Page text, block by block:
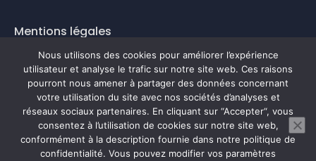
Mentions légales
Questions fréquentes
Mode de paiement
Nous utilisons des cookies pour améliorer l’expérience
utilisateur et analyse le trafic sur notre site web. Ces raisons
pourront nous amener à partager des données concernant
votre utilisation du site avec nos sociétés d’analyses et
réseaux sociaux partenaires. En cliquant sur “Accepter“, vous
consentez à l’utilisation de cookies sur notre site web,
conformément à la description fournie dans notre politique de
confidentialité. Vous pouvez modifier vos paramètres